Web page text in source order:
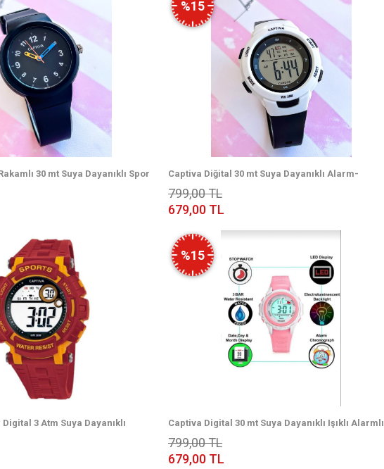
30 mt Suya Dayanıklı Spor
%15
Captiva Diğital 30 mt Suya Dayanıklı Alarm-
Kronometre-Takvim-aydınlatmalı Spor Çoçuk Kol
Saati
799,00 TL
679,00 TL
3 Atm Suya Dayanıklı
Alarm Silikon Kordonlu Kol
%15
Captiva Digital 30 mt Suya Dayanıklı Işıklı Alarmlı
Kronometreli Takvimli Silikon Kordonlu Çoçuk Kol
Saati
799,00 TL
679,00 TL